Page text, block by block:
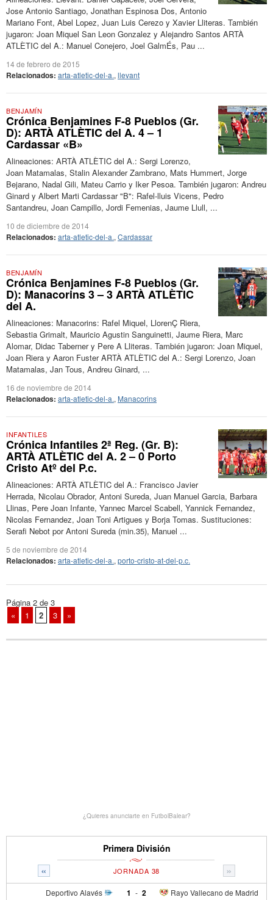
Jose Antonio Santiago, Jonathan Espinosa Dos, Antonio
Mariano Font, Abel Lopez, Juan Luis Cerezo y Xavier Lliteras. También
jugaron: Joan Miquel San Leon Gonzalez y Alejandro Santos ARTÀ
ATLÈTIC del A.: Manuel Conejero, Joel GalmÉs, Pau ...
14 de febrero de 2015
Relacionados: arta-atletic-del-a., llevant
BENJAMÍN
Crónica Benjamines F-8 Pueblos (Gr.
D): ARTÀ ATLÈTIC del A. 4 – 1
Cardassar «B»
Alineaciones: ARTÀ ATLÈTIC del A.: Sergi Lorenzo,
Joan Matamalas, Stalin Alexander Zambrano, Mats Hummert, Jorge
Bejarano, Nadal Gili, Mateu Carrio y Iker Pesoa. También jugaron: Andreu
Ginard y Albert Marti Cardassar "B": Rafel-lluis Vicens, Pedro
Santandreu, Joan Campillo, Jordi Femenias, Jaume Llull, ...
10 de diciembre de 2014
Relacionados: arta-atletic-del-a., Cardassar
BENJAMÍN
Crónica Benjamines F-8 Pueblos (Gr.
D): Manacorins 3 – 3 ARTÀ ATLÈTIC
del A.
Alineaciones: Manacorins: Rafel Miquel, LlorenÇ Riera,
Sebastia Grimalt, Mauricio Agustin Sanguinetti, Jaume Riera, Marc
Alomar, Didac Taberner y Pere A Lliteras. También jugaron: Joan Miquel,
Joan Riera y Aaron Fuster ARTÀ ATLÈTIC del A.: Sergi Lorenzo, Joan
Matamalas, Jan Tous, Andreu Ginard, ...
16 de noviembre de 2014
Relacionados: arta-atletic-del-a., Manacorins
INFANTILES
Crónica Infantiles 2ª Reg. (Gr. B):
ARTÀ ATLÈTIC del A. 2 – 0 Porto
Cristo Atº del P.c.
Alineaciones: ARTÀ ATLÈTIC del A.: Francisco Javier
Herrada, Nicolau Obrador, Antoni Sureda, Juan Manuel Garcia, Barbara
Llinas, Pere Joan Infante, Yannec Marcel Scabell, Yannick Fernandez,
Nicolas Fernandez, Joan Toni Artigues y Borja Tomas. Sustituciones:
Serafi Nebot por Antoni Sureda (min.35), Manuel ...
5 de noviembre de 2014
Relacionados: arta-atletic-del-a., porto-cristo-at-del-p.c.
Página 2 de 3
«
1 2 3 »
¿Quieres anunciarte en FutbolBalear?
Primera División
« »
JORNADA 38
Deportivo Alavés 1 - Rayo Vallecano de Madrid
2